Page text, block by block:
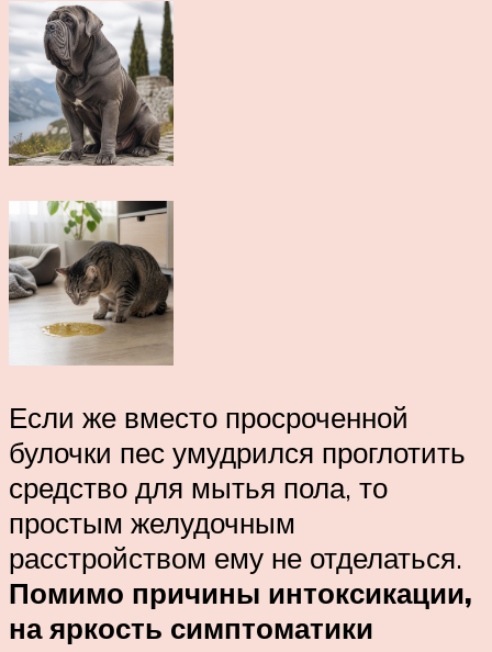
Если же вместо просроченной
булочки пес умудрился проглотить
средство для мытья пола, то
простым желудочным
расстройством ему не отделаться.
Помимо причины интоксикации,
на яркость симптоматики